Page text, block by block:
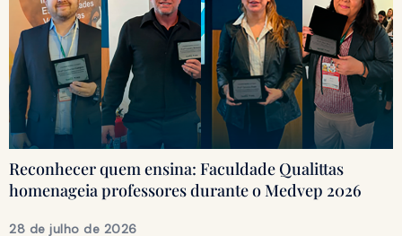
Reconhecer quem ensina: Faculdade Qualittas
homenageia professores durante o Medvep 2026
28 de julho de 2026